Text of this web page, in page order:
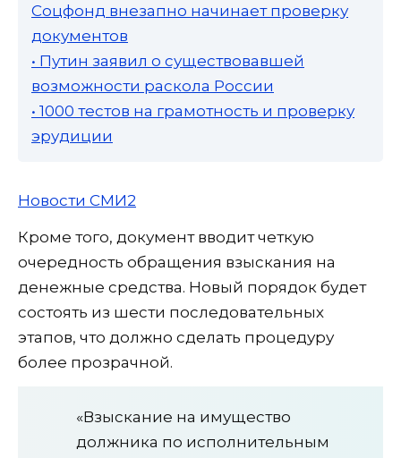
Соцфонд внезапно начинает проверку
документов
• Путин заявил о существовавшей
возможности раскола России
• 1000 тестов на грамотность и проверку
эрудиции
Новости СМИ2
Кроме того, документ вводит четкую
очередность обращения взыскания на
денежные средства. Новый порядок будет
состоять из шести последовательных
этапов, что должно сделать процедуру
более прозрачной.
«Взыскание на имущество
должника по исполнительным